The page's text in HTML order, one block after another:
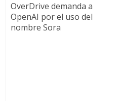
OverDrive demanda a
OpenAI por el uso del
nombre Sora